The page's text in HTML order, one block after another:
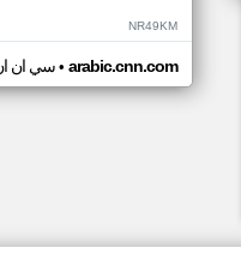
NR49KM
سي ان• arabic.cnn.com